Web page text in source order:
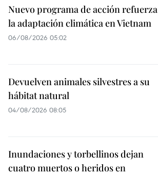
Nuevo programa de acción refuerza
la adaptación climática en Vietnam
06/08/2026 05:02
Devuelven animales silvestres a su
hábitat natural
04/08/2026 08:05
Inundaciones y torbellinos dejan
cuatro muertos o heridos en